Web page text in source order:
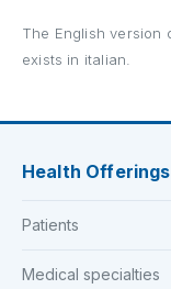
The English version
exists in italian.
Health Offerings
Patients
Medical specialties